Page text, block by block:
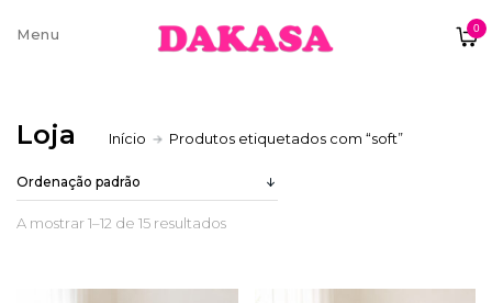
0
Sobre nós
Loja Início Produtos etiquetados com “soft”
A mostrar 1–12 de 15 resultados